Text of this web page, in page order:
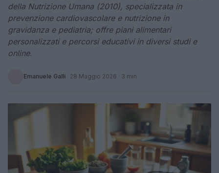
della Nutrizione Umana (2010), specializzata in
prevenzione cardiovascolare e nutrizione in
gravidanza e pediatria; offre piani alimentari
personalizzati e percorsi educativi in diversi studi e
online.
Emanuele Galli · 28 Maggio 2026 · 3 min